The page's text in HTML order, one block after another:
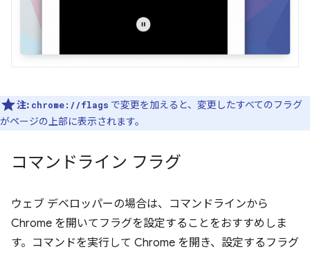
注: chrome://flags で変更を加えると、変更したすべてのフラグ
がページの上部に表示されます。
コマンドライン フラグ
ウェブ デベロッパーの場合は、コマンドラインから
Chrome を開いてフラグを設定することをおすすめしま
す。コマンドを実行して Chrome を開き、設定するフラグ